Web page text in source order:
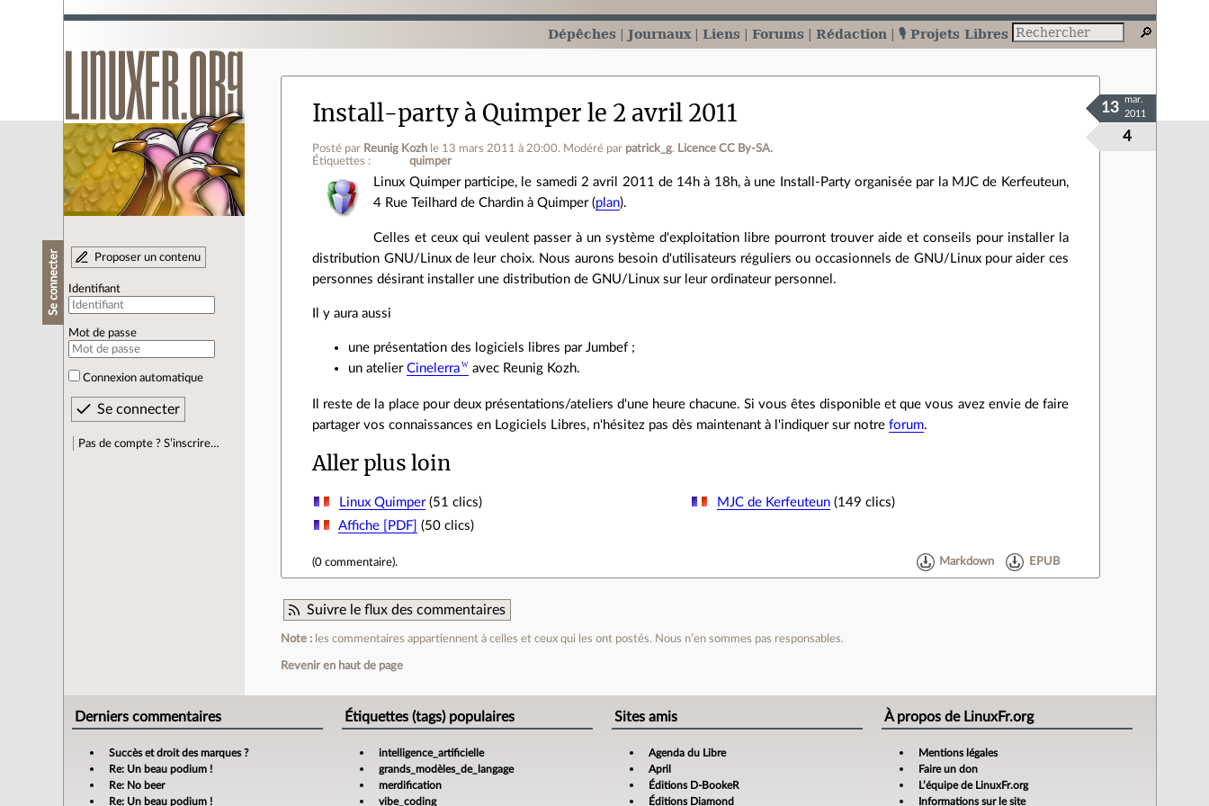
Dépêches Journaux Liens Forums Rédaction 🎙️ Projets Libres
Se connecter Proposer un contenu
Identifiant
Mot de passe
Connexion automatique
Pas de compte ? S’inscrire…
Install-party à Quimper le 2 avril 2011
Posté par Reunig Kozh le 13 mars 2011 à 20:00. Modéré par patrick_g. Licence CC By‑SA.
Étiquettes :
quimper
4
13
mar.
2011
Linux Quimper participe, le samedi 2 avril 2011 de 14h à 18h, à une Install-Party organisée par la MJC de Kerfeuteun,
4 Rue Teilhard de Chardin à Quimper (plan).
Celles et ceux qui veulent passer à un système d'exploitation libre pourront trouver aide et conseils pour installer la
distribution GNU/Linux de leur choix. Nous aurons besoin d'utilisateurs réguliers ou occasionnels de GNU/Linux pour aider ces
personnes désirant installer une distribution de GNU/Linux sur leur ordinateur personnel.
Il y aura aussi
une présentation des logiciels libres par Jumbef ;
un atelierCinelerra avec Reunig Kozh.
Il reste de la place pour deux présentations/ateliers d'une heure chacune. Si vous êtes disponible et que vous avez envie de faire
partager vos connaissances en Logiciels Libres, n'hésitez pas dès maintenant à l'indiquer sur notreforum.
Aller plus loin
Linux Quimper(51 clics) MJC de Kerfeuteun (149 clics)
Affiche [PDF] (50 clics)
(0 commentaire). Markdown EPUB
Suivre le flux des commentaires
Note : les commentaires appartiennent à celles et ceux qui les ont postés. Nous n’en sommes pas responsables.
Revenir en haut de page
Derniers commentaires
Succès et droit des marques ?
Re: Un beau podium !
Re: No beer
Re: Un beau podium !
Étiquettes (tags) populaires
intelligence_artificielle
grands_modèles_de_langage
merdification
vibe_coding
Sites amis
Agenda du Libre
April
Éditions D-BookeR
Éditions Diamond
À propos de LinuxFr.org
Mentions légales
Faire un don
L’équipe de LinuxFr.org
Informations sur le site